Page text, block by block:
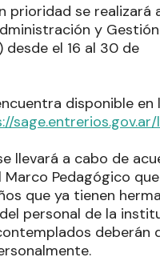
prioridad se realizará
y Gestión
desde el 16 al 30 de
disponible en
llevará a cabo de
Pedagógico
que ya tienen
personal de la
deberán